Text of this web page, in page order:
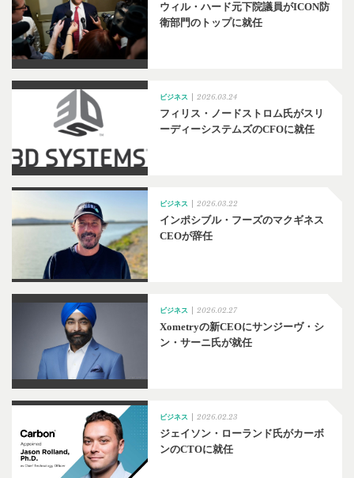
ウィル・ハード元下院議員がICON防
衛部門のトップに就任
ビジネス 2026.03.24
フィリス・ノードストロム氏がスリ
ーディーシステムズのCFOに就任
ビジネス 2026.03.22
インポシブル・フーズのマクギネス
CEOが辞任
ビジネス 2026.02.27
Xometryの新CEOにサンジーヴ・シ
ン・サーニ氏が就任
ビジネス 2026.02.23
ジェイソン・ローランド氏がカーボ
ンのCTOに就任